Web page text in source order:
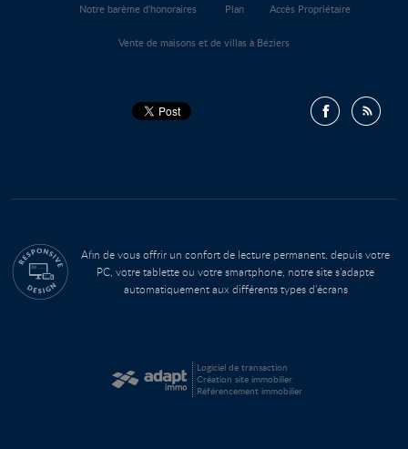
Notre barème d'honoraires
Plan Accès Propriétaire
Vente de maisons et de villas à Béziers
Afin de vous offrir un confort de lecture permanent, depuis votre
PC, votre tablette ou votre smartphone, notre site s’adapte
automatiquement aux différents types d'écrans
Logiciel de transaction
Création site immobilier
Référencement immobilier